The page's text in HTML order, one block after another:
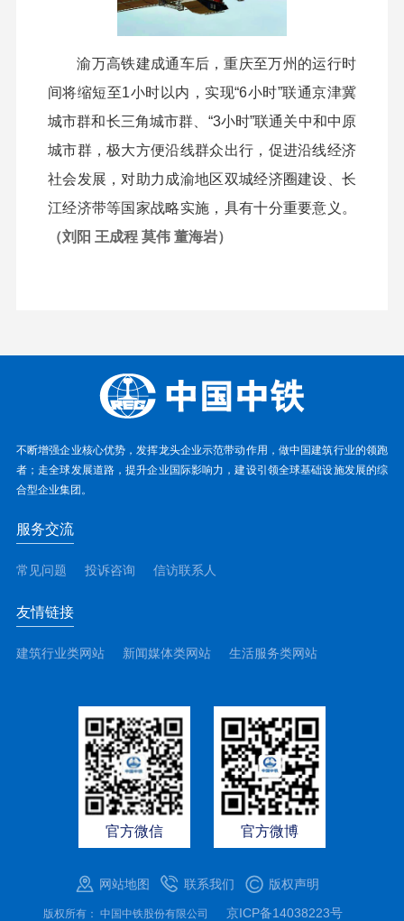
渝万高铁建成通车后，重庆至万州的运行时
间将缩短至1小时以内，实现“6小时”联通京津冀
城市群和长三角城市群、“3小时”联通关中和中原
城市群，极大方便沿线群众出行，促进沿线经济
社会发展，对助力成渝地区双城经济圈建设、长
江经济带等国家战略实施，具有十分重要意义。
（刘阳 王成程 莫伟 董海岩）
不断增强企业核心优势，发挥龙头企业示范带动作用，做中国建筑行业的领跑
者；走全球发展道路，提升企业国际影响力，建设引领全球基础设施发展的综
合型企业集团。
服务交流
常见问题 投诉咨询 信访联系人
友情链接
建筑行业类网站 新闻媒体类网站 生活服务类网站
官方微信 官方微博
网站地图 联系我们 版权声明
版权所有： 中国中铁股份有限公司 京ICP备14038223号